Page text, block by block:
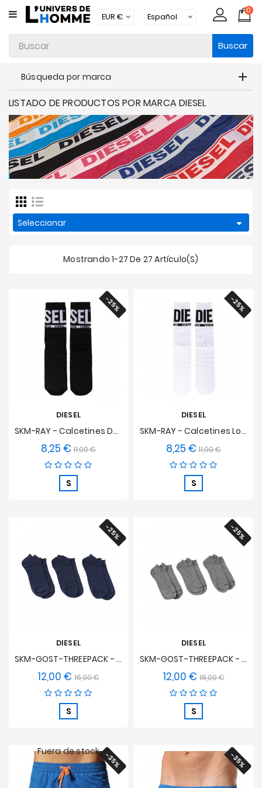
CATEGORÍA
Ropa
Interior
Ropa
Moda
Baño
Loungewear
Accesorios
Packs
0
Buscar
Búsqueda por marca
LISTADO DE PRODUCTOS POR MARCA DIESEL
Seleccionar 
Mostrando 1-27 De 27 Artículo(s)
-25%
DIESEL
SKM-RAY - Calcetines De Logotipo Grande - Negro
8,25 € Precio
base
11,00 €Precio
S
-25%
DIESEL
SKM-RAY - Calcetines Logotipo Grande - Blanco
8,25 € Precio
base
11,00 €Precio
S
-25%
DIESEL
SKM-GOST-THREEPACK - Calcetines De Tobillo (juego De 3) - Navy
12,00 € Precio
base
16,00 €Precio
S
-25%
DIESEL
SKM-GOST-THREEPACK - Calcetines De Tobillo (3-Pack) - Gris
12,00 € Precio
base
16,00 €Precio
S
-35%
Fuera de stock -35%